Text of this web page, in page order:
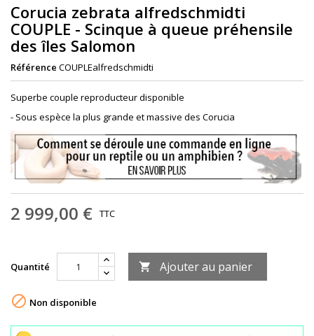
Corucia zebrata alfredschmidti
COUPLE - Scinque à queue préhensile
des îles Salomon
Référence COUPLEalfredschmidti
Superbe couple reproducteur disponible
- Sous espèce la plus grande et massive des Corucia
2 999,00 € TTC
Quantité  Ajouter au panier
 Non disponible